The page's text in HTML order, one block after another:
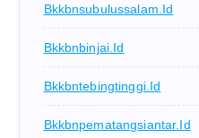
Bkkbnsubulussalam.id
Bkkbnbinjai.id
Bkkbntebingtinggi.id
Bkkbnpematangsiantar.id